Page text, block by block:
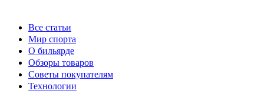
Все статьи
Мир спорта
О бильярде
Обзоры товаров
Советы покупателям
Технологии